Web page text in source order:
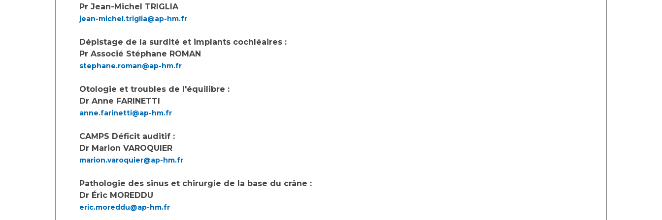
Laïcité et cultes
Les associations
Salon des familles
Transports sanitaires
Vos droits, vos devoirs
Les structures de recherche
Pr Jean-Michel TRIGLIA
jean-michel.triglia@ap-hm.fr
Dépistage de la surdité et implants cochléaires :
Pr Associé Stéphane ROMAN
stephane.roman@ap-hm.fr
Otologie et troubles de l'équilibre :
Dr Anne FARINETTI
anne.farinetti@ap-hm.fr
CAMPS Déficit auditif :
Dr Marion VAROQUIER
marion.varoquier@ap-hm.fr
Pathologie des sinus et chirurgie de la base du crâne :
Dr Éric MOREDDU
eric.moreddu@ap-hm.fr